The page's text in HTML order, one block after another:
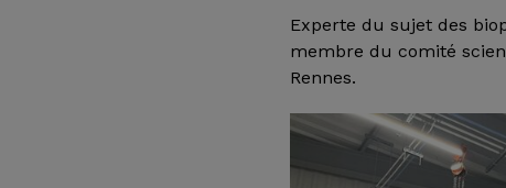
Experte du sujet des
membre du comité
Rennes.